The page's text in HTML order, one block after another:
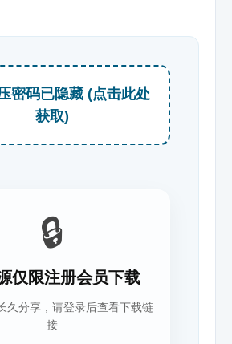
密码已隐藏 (点击此处
获取)
🔒
仅限注册会员下载
久分享，请登录后查看下载链
接